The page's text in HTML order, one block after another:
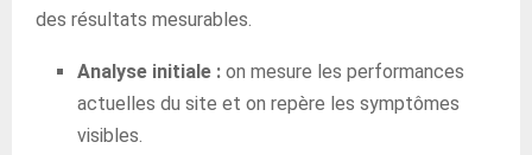
des résultats mesurables.
Analyse initiale : on mesure les performances
actuelles du site et on repère les symptômes
visibles.